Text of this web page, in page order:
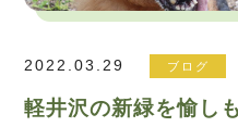
2022.03.29 ブログ
軽井沢の新緑を愉し